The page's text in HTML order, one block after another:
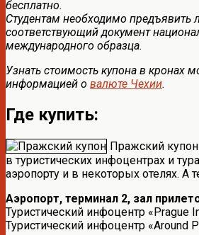
бесплатно.
Студентам необходимо предъявить
соответствующий документ
международного образца.
Узнать стоимость купона в кронах
информацией о валюте Чехии.
Где купить:
Пражский
в туристических инфоцентрах и
аэропорту и в некоторых отелях. А
Аэропорт, терминал 2, зал
Туристический инфоцентр «Prague
Туристический инфоцентр «Around